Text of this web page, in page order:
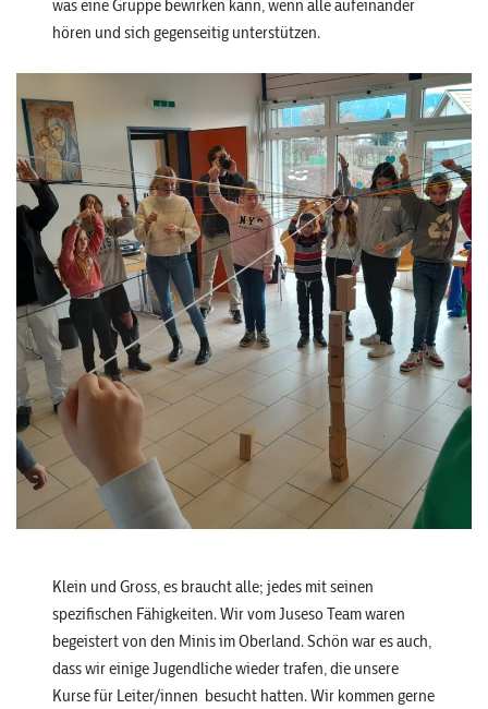
was eine Gruppe bewirken kann, wenn alle aufeinander
hören und sich gegenseitig unterstützen.
Klein und Gross, es braucht alle; jedes mit seinen
spezifischen Fähigkeiten. Wir vom Juseso Team waren
begeistert von den Minis im Oberland. Schön war es auch,
dass wir einige Jugendliche wieder trafen, die unsere
Kurse für Leiter/innen besucht hatten. Wir kommen gerne